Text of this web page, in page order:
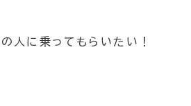
人に乗ってもらいたい！